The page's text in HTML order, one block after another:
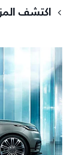
اكتشف